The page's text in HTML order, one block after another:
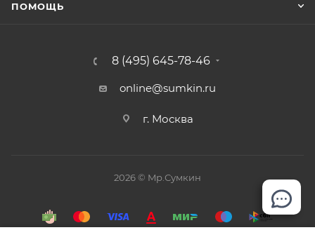
ПОМОЩЬ
8 (495) 645-78-46
online@sumkin.ru
г. Москва
2026 © Mр.Сумкин